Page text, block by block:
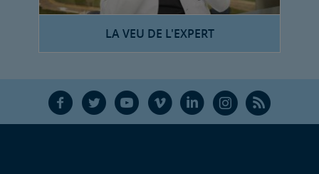
LA VEU DE L'EXPERT
F T Y V L Ñ R